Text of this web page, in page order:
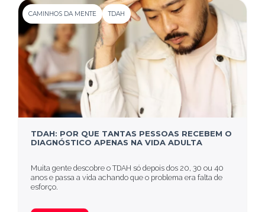
CAMINHOS DA MENTE TDAH
TDAH: POR QUE TANTAS PESSOAS RECEBEM O
DIAGNÓSTICO APENAS NA VIDA ADULTA
Muita gente descobre o TDAH só depois dos 20, 30 ou 40
anos e passa a vida achando que o problema era falta de
esforço.